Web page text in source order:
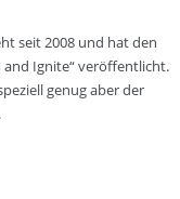
seit 2008 und hat den
and Ignite“ veröffentlicht.
genug aber der